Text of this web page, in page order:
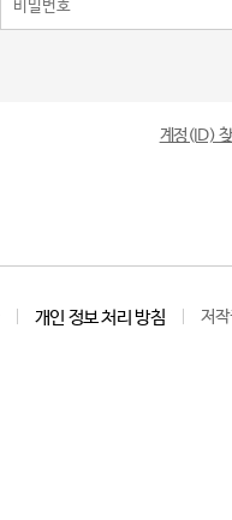
계정(ID)
개인 정보 처리 방침 저